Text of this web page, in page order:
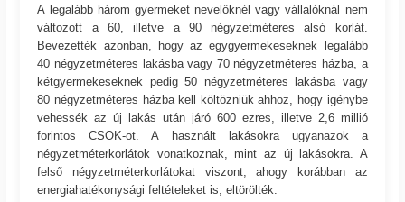
A legalább három gyermeket nevelőknél vagy vállalóknál nem
változott a 60, illetve a 90 négyzetméteres alsó korlát.
Bevezették azonban, hogy az egygyermekeseknek legalább
40 négyzetméteres lakásba vagy 70 négyzetméteres házba, a
kétgyermekeseknek pedig 50 négyzetméteres lakásba vagy
80 négyzetméteres házba kell költözniük ahhoz, hogy igénybe
vehessék az új lakás után járó 600 ezres, illetve 2,6 millió
forintos CSOK-ot. A használt lakásokra ugyanazok a
négyzetméterkorlátok vonatkoznak, mint az új lakásokra. A
felső négyzetméterkorlátokat viszont, ahogy korábban az
energiahatékonysági feltételeket is, eltörölték.